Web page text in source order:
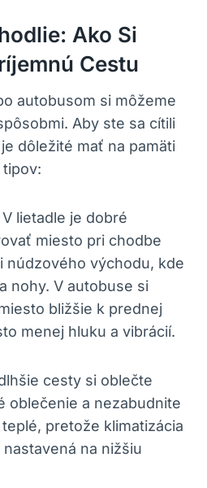
Ako Si
Cestu
autobusom si môžeme
Aby ste sa cítili
dôležité mať na pamäti
V lietadle je dobré
miesto pri chodbe
núdzového východu, kde
nohy. V autobuse si
bližšie k prednej
menej hluku a vibrácií.
cesty si oblečte
oblečenie a nezabudnite
pretože klimatizácia
na nižšiu